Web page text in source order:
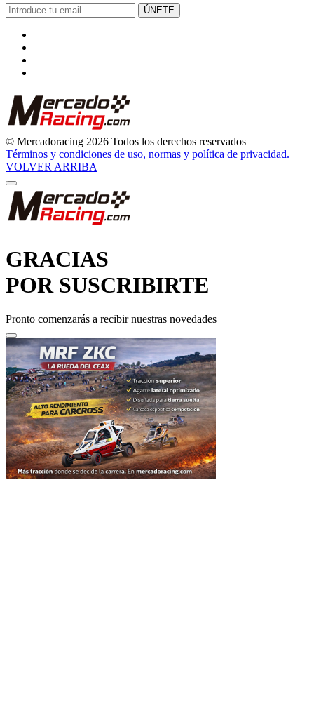
GRACIAS
POR SUSCRIBIRTE
Pronto comenzarás a recibir nuestras novedades